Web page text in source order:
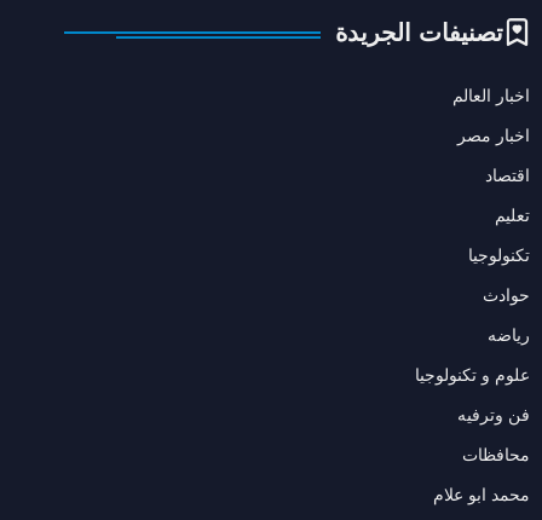
تصنيفات الجريدة
اخبار العالم
اخبار مصر
اقتصاد
تعليم
تكنولوجيا
حوادث
رياضه
علوم و تكنولوجيا
فن وترفيه
محافظات
محمد ابو علام